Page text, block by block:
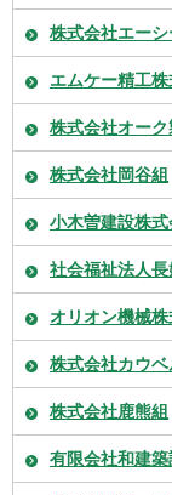
株式会社エー
エムケー精工
株式会社オー
株式会社岡谷組
小木曽建設株式
社会福祉法人
オリオン機械
株式会社カウ
株式会社鹿熊組
有限会社和建